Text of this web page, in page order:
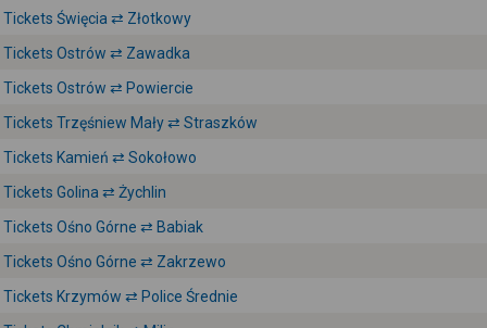
Tickets Święcia ⇄ Złotkowy
Tickets Ostrów ⇄ Zawadka
Tickets Ostrów ⇄ Powiercie
Tickets Trzęśniew Mały ⇄ Straszków
Tickets Kamień ⇄ Sokołowo
Tickets Golina ⇄ Żychlin
Tickets Ośno Górne ⇄ Babiak
Tickets Ośno Górne ⇄ Zakrzewo
Tickets Krzymów ⇄ Police Średnie